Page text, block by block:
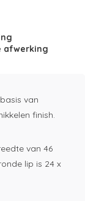
afwerking
van
finish.
van 46
lip is 24 x